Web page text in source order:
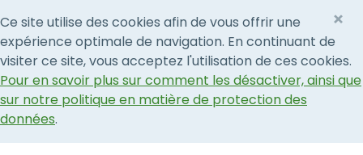
Ce site utilise des cookies afin de vous offrir une
expérience optimale de navigation. En continuant de
visiter ce site, vous acceptez l'utilisation de ces cookies.
Pour en savoir plus sur comment les désactiver, ainsi que
sur notre politique en matière de protection des
données.
×